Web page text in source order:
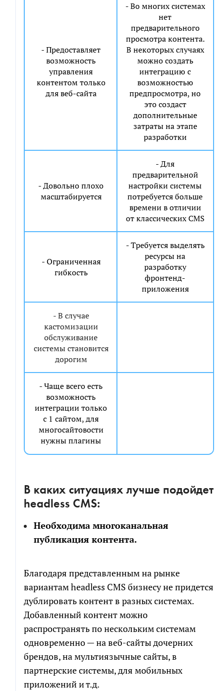
- Предоставляет
возможность
управления
контентом только
для веб-сайта
- Во многих системах
нет
предварительного
просмотра контента.
В некоторых случаях
можно создать
интеграцию с
возможностью
предпросмотра, но
это создаст
дополнительные
затраты на этапе
разработки
- Довольно плохо
масштабируется
- Для
предварительной
настройки системы
потребуется больше
времени в отличии
от классических CMS
- Ограниченная
гибкость
- Требуется выделять
ресурсы на
разработку
фронтенд-
приложения
- В случае
кастомизации
обслуживание
системы становится
дорогим
- Чаще всего есть
возможность
интеграции только
с 1 сайтом, для
многосайтовости
нужны плагины
В каких ситуациях лучше подойдет
headless CMS:
Необходима многоканальная
публикация контента.
Благодаря представленным на рынке
вариантам headless CMS бизнесу не придется
дублировать контент в разных системах.
Добавленный контент можно
распространять по нескольким системам
одновременно — на веб-сайты дочерних
брендов, на мультиязычные сайты, в
партнерские системы, для мобильных
приложений и т.д.
СКАЧАТЬ ФАЙЛ